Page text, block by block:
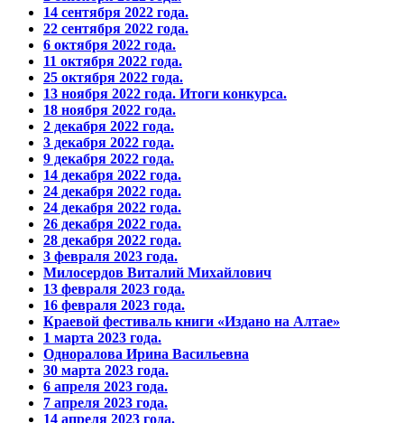
14 сентября 2022 года.
22 сентября 2022 года.
6 октября 2022 года.
11 октября 2022 года.
25 октября 2022 года.
13 ноября 2022 года. Итоги конкурса.
18 ноября 2022 года.
2 декабря 2022 года.
3 декабря 2022 года.
9 декабря 2022 года.
14 декабря 2022 года.
24 декабря 2022 года.
24 декабря 2022 года.
26 декабря 2022 года.
28 декабря 2022 года.
3 февраля 2023 года.
Милосердов Виталий Михайлович
13 февраля 2023 года.
16 февраля 2023 года.
Краевой фестиваль книги «Издано на Алтае»
1 марта 2023 года.
Одноралова Ирина Васильевна
30 марта 2023 года.
6 апреля 2023 года.
7 апреля 2023 года.
14 апреля 2023 года.